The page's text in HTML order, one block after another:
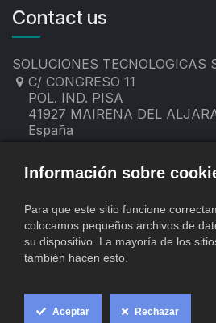
Contact us
SOLUCIONES TECNOLOGICAS
C/ CONGRESO 11
POL. IND. PISA
41927 MAIRENA DEL
España
contacto@sevitec.es
Información sobre
Para que este sitio funcione
colocamos pequeños archivos de
su dispositivo. La mayoría de los
también hacen esto.
Aceptar Rechazar